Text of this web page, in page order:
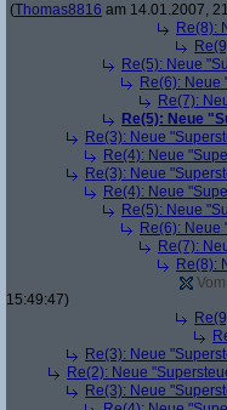
(Thomas8816 am 14.01.2007,
Re(8):
Re(5): Neue
Re(6): Neue
Re(7):
Re(5): Neue
Re(3): Neue
Re(4): Neue
Re(3): Neue
Re(4): Neue
Re(5): Neue
Re(6): Neue
Re(7):
Re(8):
15:49:47)
Re(3): Neue
Re(2): Neue
Re(3): Neue